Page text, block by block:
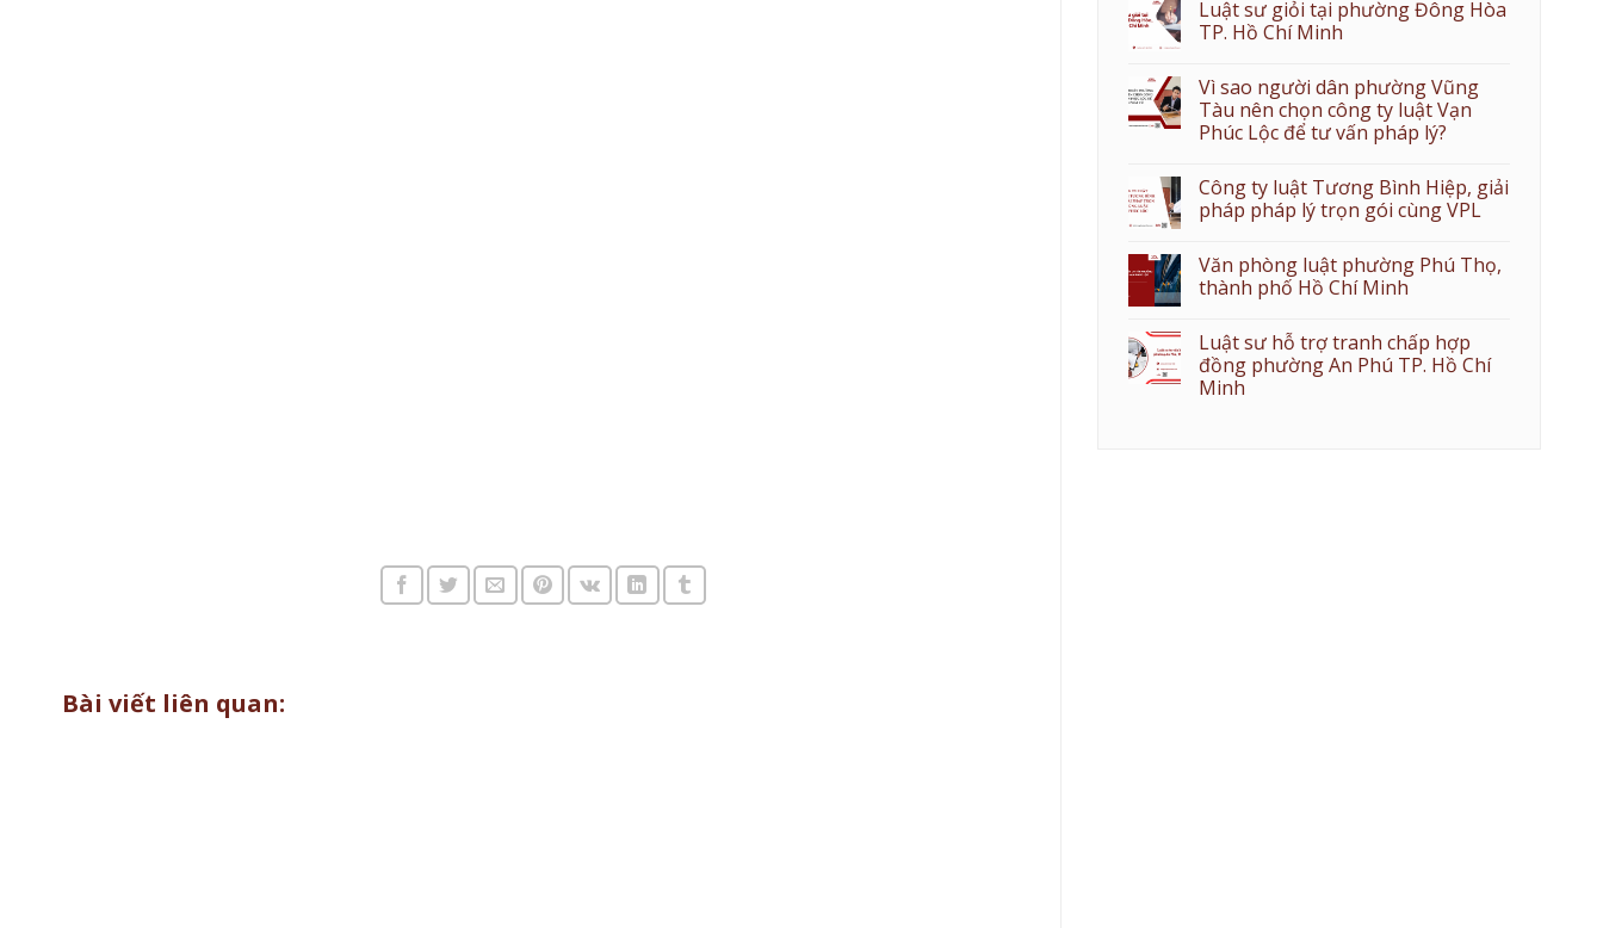
Bài viết liên quan:
Luật sư giỏi tại phường Đông Hòa
TP. Hồ Chí Minh
Vì sao người dân phường Vũng
Tàu nên chọn công ty luật Vạn
Phúc Lộc để tư vấn pháp lý?
Công ty luật Tương Bình Hiệp, giải
pháp pháp lý trọn gói cùng VPL
Văn phòng luật phường Phú Thọ,
thành phố Hồ Chí Minh
Luật sư hỗ trợ tranh chấp hợp
đồng phường An Phú TP. Hồ Chí
Minh